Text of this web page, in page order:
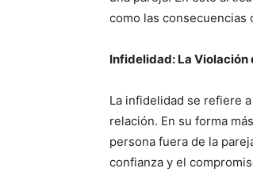
como las consecuencias
Infidelidad: La Violación
La infidelidad se refiere
relación. En su forma
persona fuera de la
confianza y el